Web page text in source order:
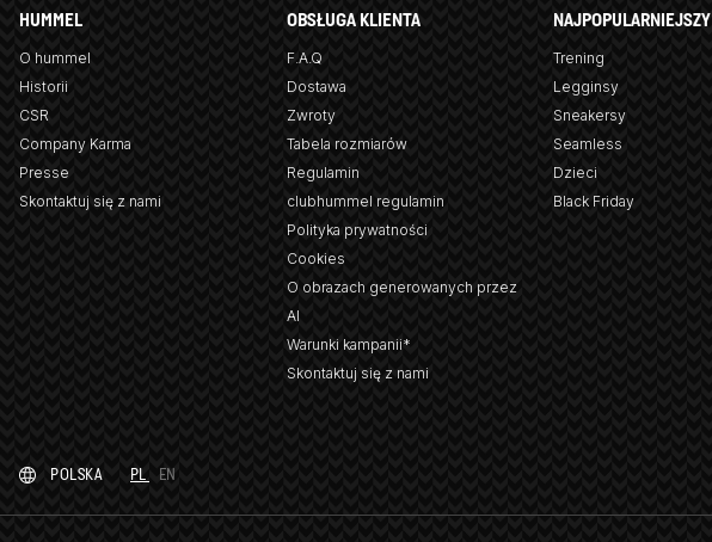
HUMMEL
O hummel
Historii
CSR
Company Karma
Presse
Skontaktuj się z nami
OBSŁUGA KLIENTA
F.A.Q
Dostawa
Zwroty
Tabela rozmiarów
Regulamin
clubhummel regulamin
Polityka prywatności
Cookies
O obrazach generowanych przez
AI
Warunki kampanii*
Skontaktuj się z nami
NAJPOPULARNIEJSZY
Trening
Legginsy
Sneakersy
Seamless
Dzieci
Black Friday
POLSKA PL EN